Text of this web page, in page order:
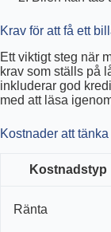
Krav för att få ett
Ett viktigt steg när
krav som ställs på
inkluderar god
med att läsa
Kostnader att tänka
Kostnadstyp
Ränta